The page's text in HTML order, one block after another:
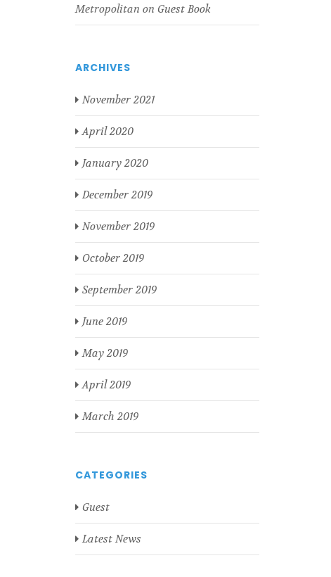
Metropolitan on Guest Book
ARCHIVES
November 2021
April 2020
January 2020
December 2019
November 2019
October 2019
September 2019
June 2019
May 2019
April 2019
March 2019
CATEGORIES
Guest
Latest News